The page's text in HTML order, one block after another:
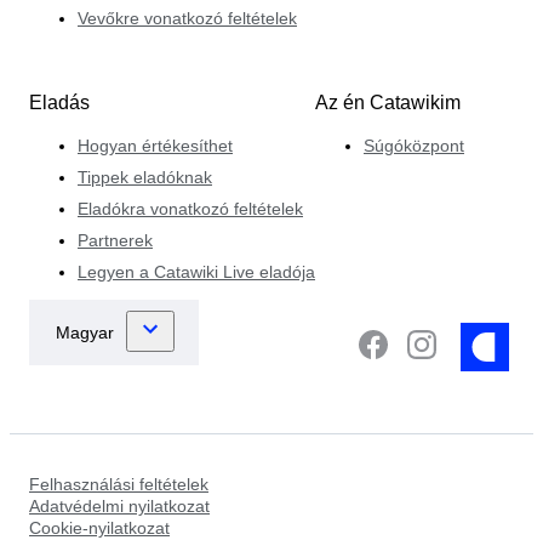
Vevőkre vonatkozó feltételek
Eladás
Hogyan értékesíthet
Tippek eladóknak
Eladókra vonatkozó feltételek
Partnerek
Legyen a Catawiki Live eladója
Az én Catawikim
Súgóközpont
Felhasználási feltételek
Adatvédelmi nyilatkozat
Cookie-nyilatkozat